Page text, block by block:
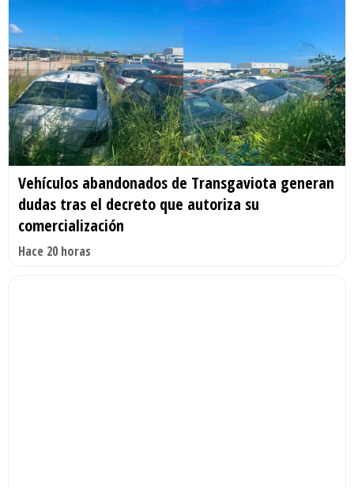
Vehículos abandonados de Transgaviota generan
dudas tras el decreto que autoriza su
comercialización
Hace 20 horas